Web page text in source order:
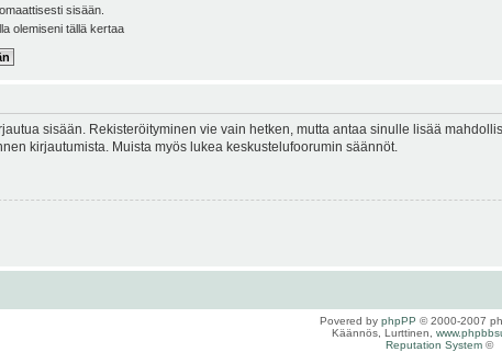
sisään.
olemiseni tällä kertaa
sisään. Rekisteröityminen vie vain hetken, mutta antaa sinulle lisää
kirjautumista. Muista myös lukea keskustelufoorumin säännöt.
Povered by phpPP © 2000-2007
Käännös, Lurttinen,
Reputation System ©